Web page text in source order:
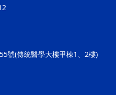
號(傳統醫學大樓甲棟1、2樓)